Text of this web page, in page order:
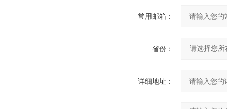
常用邮箱：
省份：
详细地址：